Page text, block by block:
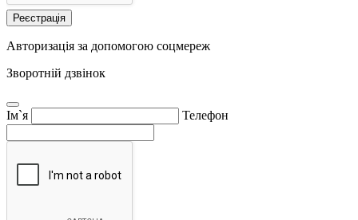
Реєстрація
Авторизація за допомогою соцмереж
Зворотній дзвінок
Ім`я Телефон